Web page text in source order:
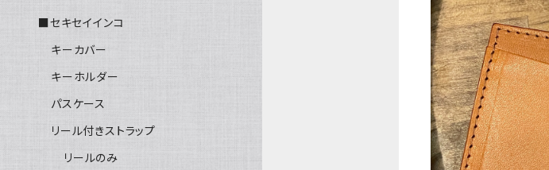
■セキセイインコ
キーカバー
キーホルダー
パスケース
リール付きストラップ
リールのみ